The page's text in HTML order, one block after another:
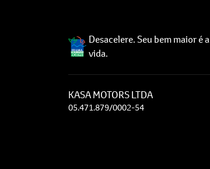
Desacelere. Seu bem maior é a
vida.
KASA MOTORS LTDA
05.471.879/0002-54